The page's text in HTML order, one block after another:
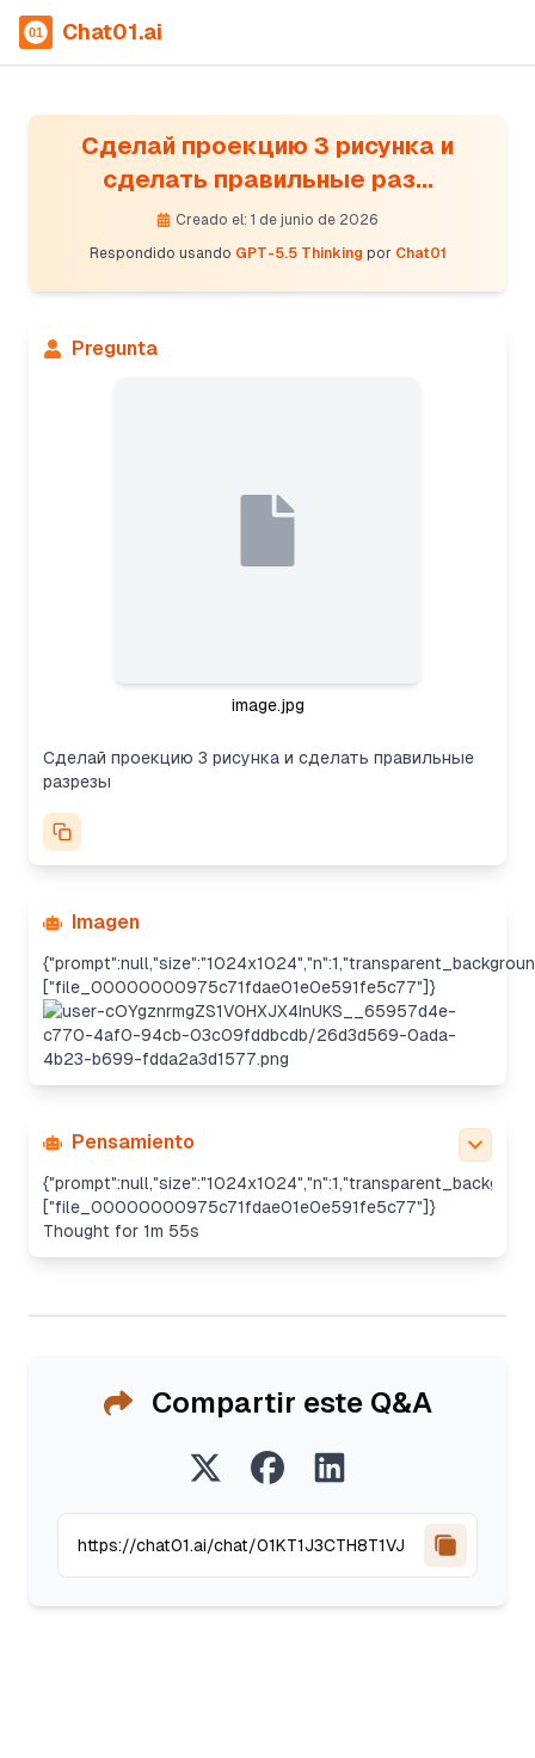
Chat01.ai
Сделай проекцию 3 рисунка и
сделать правильные раз...
Creado el: 1 de junio de 2026
Respondido usando GPT-5.5 Thinking por Chat01
Pregunta
image.jpg
Сделай проекцию 3 рисунка и сделать правильные
разрезы
Imagen
["file_00000000975c71fdae01e0e591fe5c77"]}
Pensamiento
["file_00000000975c71fdae01e0e591fe5c77"]}
Thought for 1m 55s
Compartir este Q&A